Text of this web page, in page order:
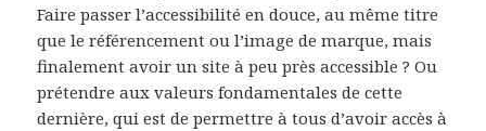
Faire passer l’accessibilité en douce, au même titre
que le référencement ou l’image de marque, mais
finalement avoir un site à peu près accessible ? Ou
prétendre aux valeurs fondamentales de cette
dernière, qui est de permettre à tous d’avoir accès à